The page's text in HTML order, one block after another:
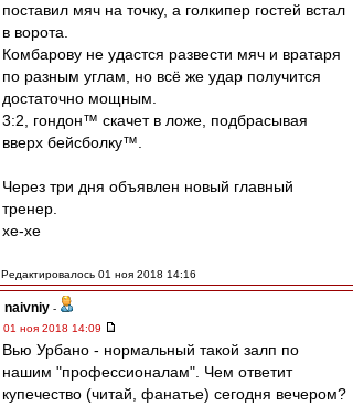
поставил мяч на точку, а голкипер гостей встал
в ворота.
Комбарову не удастся развести мяч и вратаря
по разным углам, но всё же удар получится
достаточно мощным.
3:2, гондон™ скачет в ложе, подбрасывая
вверх бейсболку™.
Через три дня объявлен новый главный
тренер.
хе-хе
Редактировалось 01 ноя 2018 14:16
naivniy -
01 ноя 2018 14:09
Вью Урбано - нормальный такой залп по
нашим "профессионалам". Чем ответит
купечество (читай, фанатье) сегодня вечером?